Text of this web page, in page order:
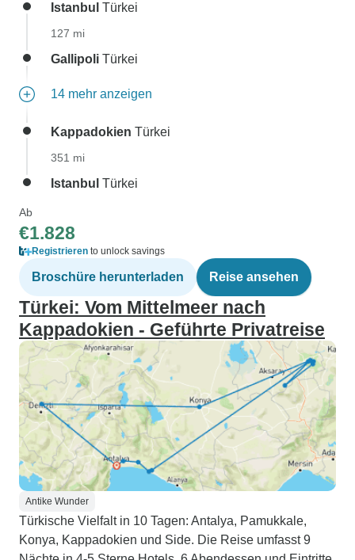
Istanbul Türkei
127 mi
Gallipoli Türkei
14 mehr anzeigen
Kappadokien Türkei
351 mi
Istanbul Türkei
Ab
€1.828
Registrieren to unlock savings
Broschüre herunterladen Reise ansehen
Türkei: Vom Mittelmeer nach
Kappadokien - Geführte Privatreise
Antike Wunder
Türkische Vielfalt in 10 Tagen: Antalya, Pamukkale,
Konya, Kappadokien und Side. Die Reise umfasst 9